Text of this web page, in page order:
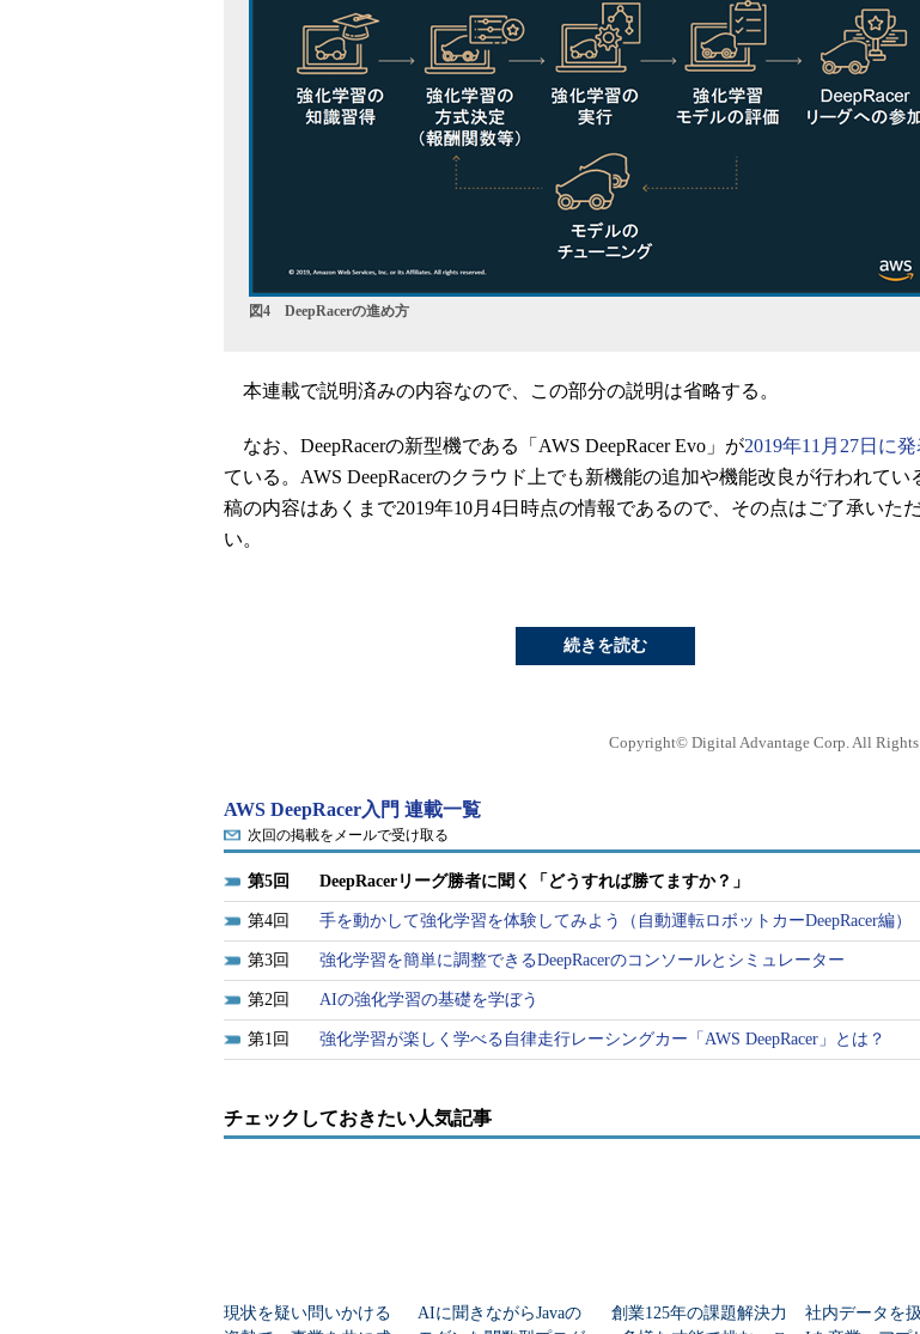
図4 DeepRacerの進め方
本連載で説明済みの内容なので、この部分の説明は省略する。
なお、DeepRacerの新型機である「AWS DeepRacer Evo」が2019年11月27日に発
ている。AWS DeepRacerのクラウド上でも新機能の追加や機能改良が行われてい
稿の内容はあくまで2019年10月4日時点の情報であるので、その点はご了承いた
い。
続きを読む
Copyright© Digital Advantage Corp. All Rights
AWS DeepRacer入門 連載一覧
次回の掲載をメールで受け取る
5 DeepRacerリーグ勝者に聞く「どうすれば勝てますか？」
4 手を動かして強化学習を体験してみよう（自動運転ロボットカーDeepRacer編）
3 強化学習を簡単に調整できるDeepRacerのコンソールとシミュレーター
2 AIの強化学習の基礎を学ぼう
1 強化学習が楽しく学べる自律走行レーシングカー「AWS DeepRacer」とは？
チェックしておきたい人気記事
現状を疑い問いかける
AIに聞きながらJavaの
創業125年の課題解決力
社内データを